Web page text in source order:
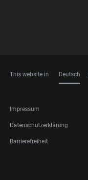
This website in Deutsch
FOOTER
LEGAL
Impressum
Datenschutzerklärung
Barrierefreiheit